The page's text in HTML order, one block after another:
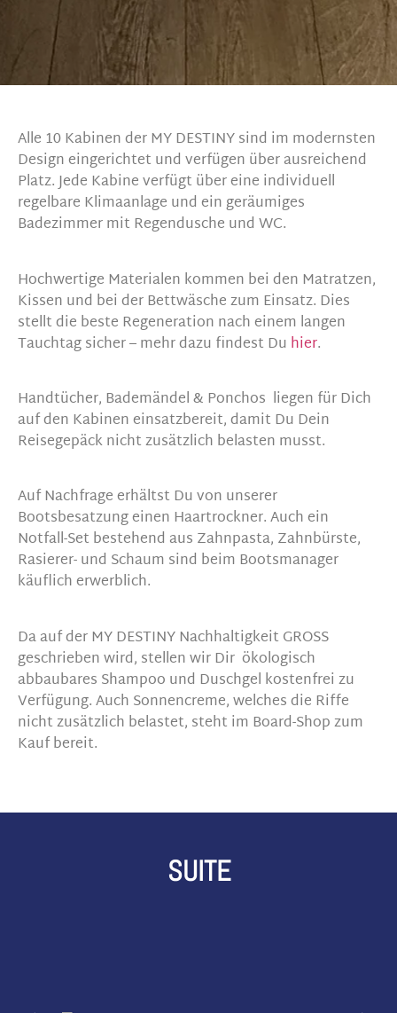
Alle 10 Kabinen der MY DESTINY sind im modernsten
Design eingerichtet und verfügen über ausreichend
Platz. Jede Kabine verfügt über eine individuell
regelbare Klimaanlage und ein geräumiges
Badezimmer mit Regendusche und WC.
Hochwertige Materialen kommen bei den Matratzen,
Kissen und bei der Bettwäsche zum Einsatz. Dies
stellt die beste Regeneration nach einem langen
Tauchtag sicher – mehr dazu findest Du hier.
Handtücher, Bademändel & Ponchos liegen für Dich
auf den Kabinen einsatzbereit, damit Du Dein
Reisegepäck nicht zusätzlich belasten musst.
Auf Nachfrage erhältst Du von unserer
Bootsbesatzung einen Haartrockner. Auch ein
Notfall-Set bestehend aus Zahnpasta, Zahnbürste,
Rasierer- und Schaum sind beim Bootsmanager
käuflich erwerblich.
Da auf der MY DESTINY Nachhaltigkeit GROSS
geschrieben wird, stellen wir Dir ökologisch
abbaubares Shampoo und Duschgel kostenfrei zu
Verfügung. Auch Sonnencreme, welches die Riffe
nicht zusätzlich belastet, steht im Board-Shop zum
Kauf bereit.
SUITE